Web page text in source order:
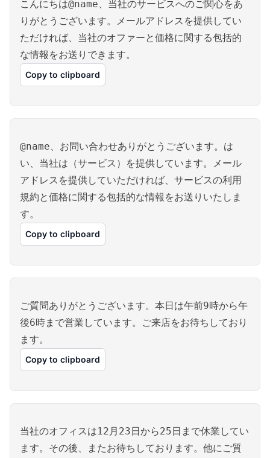
こんにちは@name、当社のサービスへのご関心をあ
りがとうございます。メールアドレスを提供してい
ただければ、当社のオファーと価格に関する包括的
な情報をお送りできます。
Copy to clipboard
@name、お問い合わせありがとうございます。は
い、当社は（サービス）を提供しています。メール
アドレスを提供していただければ、サービスの利用
規約と価格に関する包括的な情報をお送りいたしま
す。
Copy to clipboard
ご質問ありがとうございます。本日は午前9時から午
後6時まで営業しています。ご来店をお待ちしており
ます。
Copy to clipboard
当社のオフィスは12月23日から25日まで休業してい
ます。その後、またお待ちしております。他にご質